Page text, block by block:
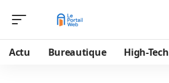
Actu Bureautique High-Tech